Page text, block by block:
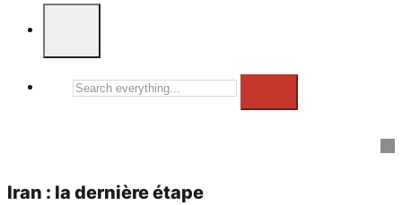
Search
Iran : la dernière étape